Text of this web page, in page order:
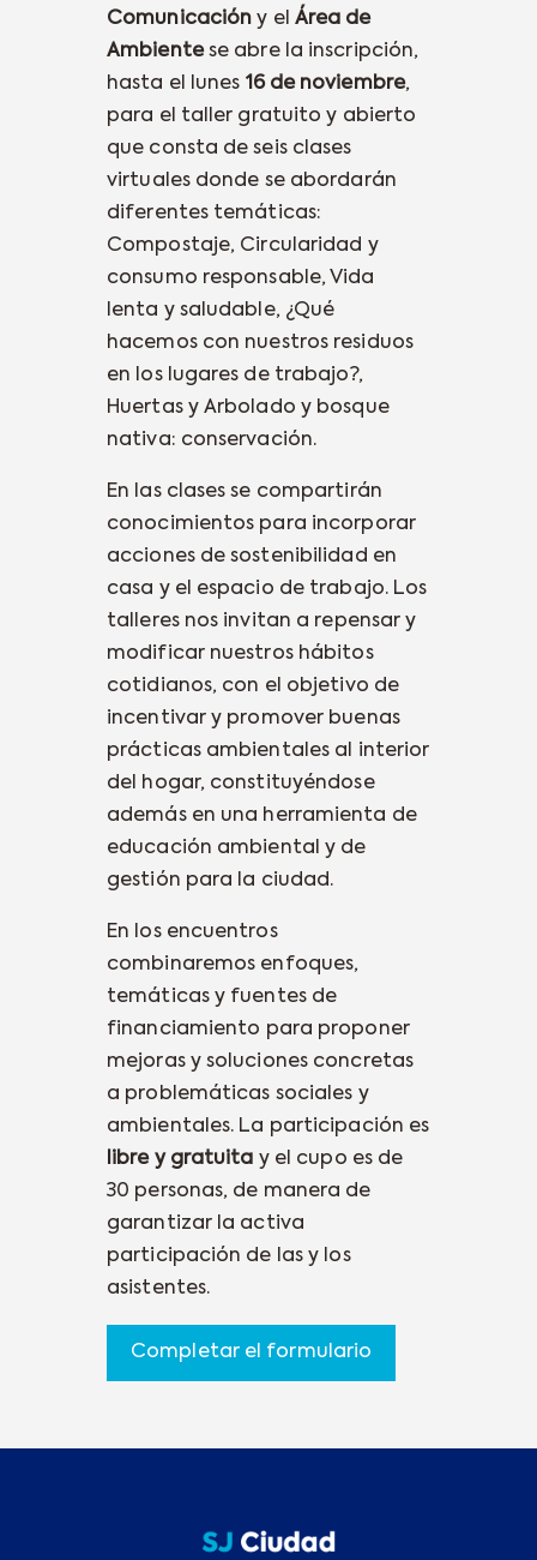
Comunicación y el Área de
Ambientese abre la inscripción,
hasta el lunes 16 de noviembre,
para el taller gratuito y abierto
que consta de seis clases
virtuales donde se abordarán
diferentes temáticas:
Compostaje, Circularidad y
consumo responsable, Vida
lenta y saludable, ¿Qué
hacemos con nuestros residuos
en los lugares de trabajo?,
Huertas y Arbolado y bosque
nativa: conservación.
En las clases se compartirán
conocimientos para incorporar
acciones de sostenibilidad en
casa y el espacio de trabajo. Los
talleres nos invitan a repensar y
modificar nuestros hábitos
cotidianos, con el objetivo de
incentivar y promover buenas
prácticas ambientales al interior
del hogar, constituyéndose
además en una herramienta de
educación ambiental y de
gestión para la ciudad.
En los encuentros
combinaremos enfoques,
temáticas y fuentes de
financiamiento para proponer
mejoras y soluciones concretas
a problemáticas sociales y
ambientales. La participación es
libre y gratuita y el cupo es de
30 personas, de manera de
garantizar la activa
participación de las y los
asistentes.
Completar el formulario